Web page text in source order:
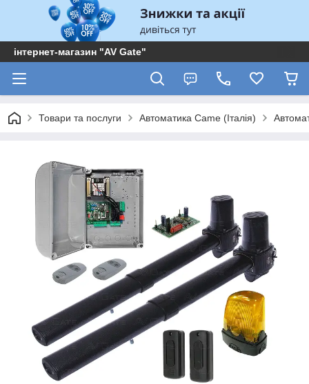
інтернет-магазин "AV Gate"
Товари та послуги Автоматика Came (Італія)